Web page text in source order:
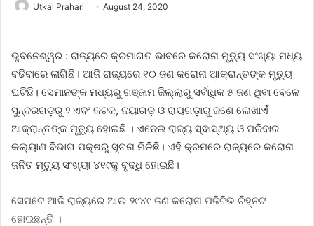
Utkal Prahari August 24, 2020
ଭୁବନେଶ୍ୱର : ରାଜ୍ୟରେ କ୍ରମାଗତ ଭାବରେ କରୋନା ମୃତ୍ୟୁ ସଂଖ୍ୟା ମଧ୍ୟ
ବଢିବାରେ ଲାଗିଛି। ଆଜି ରାଜ୍ୟରେ ୧୦ ଜଣ କରୋନା ଆକ୍ରାନ୍ତଙ୍କ ମୃତ୍ୟୁ
ଘଟିଛି। ସେମାନଙ୍କ ମଧ୍ୟରୁ ଗଞ୍ଜାମ ଜିଲ୍ଲାରୁ ସର୍ବାଧିକ ୫ ଜଣ ଥିବା ବେଳେ
ସୁନ୍ଦରଗଡ଼ରୁ ୨ ଏବଂ କଟକ, ନୟାଗଡ଼ ଓ ରାୟଗଡ଼ାରୁ ଜଣେ ଲେଖାଏଁ
ଆକ୍ରାନ୍ତଙ୍କ ମୃତୁ୍ୟ ହୋଇଛି । ଏନେଇ ରାଜ୍ୟ ସ୍ଵାସ୍ଥ୍ୟ ଓ ପରିବାର
କଲ୍ୟାଣ ବିଭାଗ ପକ୍ଷରୁ ସୂଚନା ମିଳିଛି। ଏହି କ୍ରମରେ ରାଜ୍ୟରେ କରୋନା
ଜନିତ ମୃତ୍ୟୁ ସଂଖ୍ୟା ୪୧୯କୁ ବୃଦ୍ଧି ହୋଇଛି।
ସେପଟେ ଆଜି ରାଜ୍ୟରେ ଆଉ ୨୯୪୯ ଜଣ କରୋନା ପଜିଟିଭ ଚିହ୍ନଟ
ହୋଇଛନ୍ତି ।